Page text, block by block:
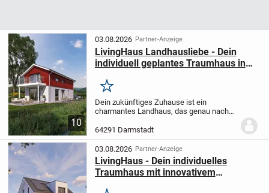
10
03.08.2026 Partner-Anzeige
LivingHaus Landhausliebe - Dein
individuell geplantes Traumhaus in
Merken
Dein zukünftiges Zuhause ist ein
charmantes Landhaus, das genau nach
Einfamilienhaus besticht durch sein
klassisches Satteldach und einen
großzügigen Kniestock...
64291 Darmstadt
03.08.2026 Partner-Anzeige
LivingHaus - Dein individuelles
Traumhaus mit innovativem